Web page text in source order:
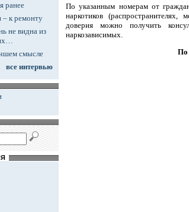
ранее
– к ремонту
не видна из
смысле
все интервью
По указанным номерам от
наркотиков
доверия можно получить
наркозависимых.
По